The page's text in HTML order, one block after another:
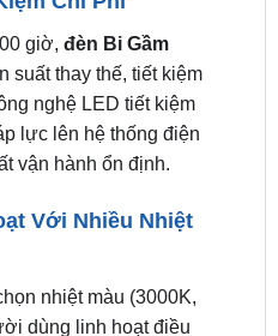
suất thay thế, tiết kiệm
nghệ LED tiết kiệm
lực lên hệ thống điện
vận hành ổn định.
Với Nhiều Nhiệt
nhiệt màu (3000K,
dùng linh hoạt điều
thời tiết và nhu cầu sử
đặc biệt hiệu quả